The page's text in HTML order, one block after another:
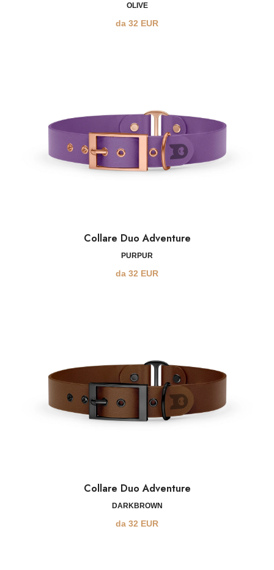
OLIVE
da 32 EUR
Collare Duo Adventure
PURPUR
da 32 EUR
Collare Duo Adventure
DARKBROWN
da 32 EUR